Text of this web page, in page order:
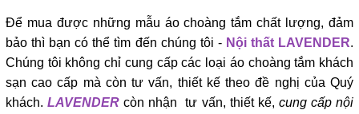
Để mua được những mẫu áo choàng tắm chất lượng, đảm
bảo thì bạn có thể tìm đến chúng tôi - Nội thất LAVENDER.
Chúng tôi không chỉ cung cấp các loại áo choàng tắm khách
sạn cao cấp mà còn tư vấn, thiết kế theo đề nghị của Quý
khách.LAVENDER còn nhận tư vấn, thiết kế, cung cấp nội